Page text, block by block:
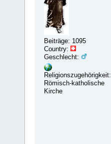
Beiträge: 1095
Country:
Geschlecht:
Religionszugehörigkeit:
Römisch-katholische
Kirche